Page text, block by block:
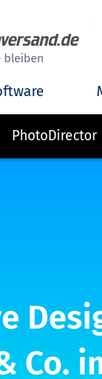
bleiben
PhotoDirector
Co.